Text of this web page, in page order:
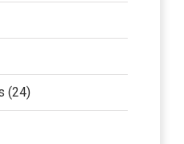
(24)